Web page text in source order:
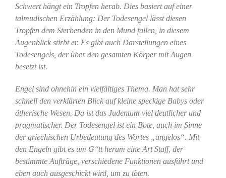
Schwert hängt ein Tropfen herab. Dies basiert auf einer
talmudischen Erzählung: Der Todesengel lässt diesen
Tropfen dem Sterbenden in den Mund fallen, in diesem
Augenblick stirbt er. Es gibt auch Darstellungen eines
Todesengels, der über den gesamten Körper mit Augen
besetzt ist.
Engel sind ohnehin ein vielfältiges Thema. Man hat sehr
schnell den verklärten Blick auf kleine speckige Babys oder
ätherische Wesen. Da ist das Judentum viel deutlicher und
pragmatischer. Der Todesengel ist ein Bote, auch im Sinne
der griechischen Urbedeutung des Wortes „angelos“. Mit
den Engeln gibt es um G‘‘tt herum eine Art Staff, der
bestimmte Aufträge, verschiedene Funktionen ausführt und
eben auch ausgeschickt wird, um zu töten.